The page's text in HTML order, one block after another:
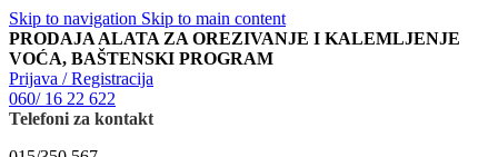
Skip to navigation Skip to main content
PRODAJA ALATA ZA OREZIVANJE I KALEMLJENJE
VOĆA, BAŠTENSKI PROGRAM
Prijava / Registracija
060/ 16 22 622
Telefoni za kontakt